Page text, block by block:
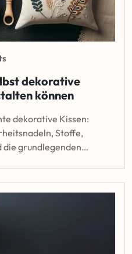
dekorative
können
dekorative Kissen:
Stoffe,
die grundlegenden…